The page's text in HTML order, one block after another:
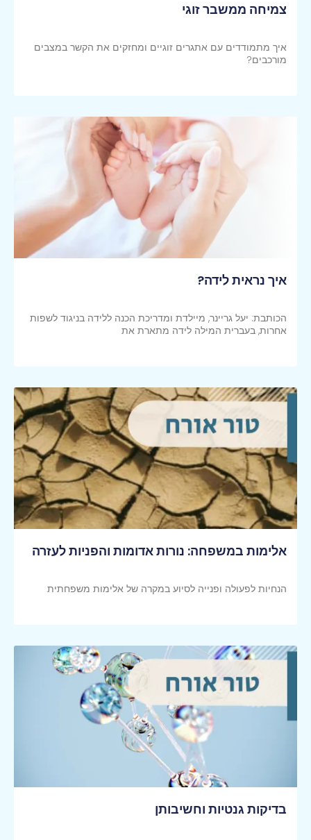
צמיחה ממשבר זוגי
איך מתמודדים עם אתגרים זוגיים ומחזקים את הקשר במצבים
מורכבים?
איך נראית לידה?
הכותבת: יעל גריינר, מיילדת ומדריכת הכנה ללידה בניגוד לשפות
אחרות, בעברית המילה לידה מתארת את
אלימות במשפחה: נורות אדומות והפניות לעזרה
הנחיות לפעולה ופנייה לסיוע במקרה של אלימות משפחתית
בדיקות גנטיות וחשיבותן